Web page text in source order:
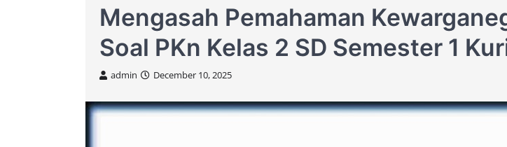
Mengasah Pemahaman
Soal PKn Kelas 2 SD Semester 1
admin December 10, 2025